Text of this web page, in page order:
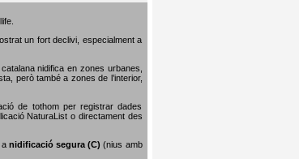
un fort declivi, especialment a
nidifica en zones urbanes,
però també a zones de l’interior,
de tothom per registrar dades
NaturaList o directament des
anidificació segura (C) (nius amb